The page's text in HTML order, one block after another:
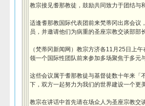
教宗接见耆那教徒，鼓励共同致力于团结与
适逢耆那教国际代表团前来梵蒂冈出席会议
员，并邀请他们为病重的圣座宗教交谈部部
（梵蒂冈新闻网）教宗方济各11月25日上
领一个国际性团队前来参加多场聚焦于多元
这些会议属于耆那教徒与基督徒数十年来「
下，双方一起努力为我们的世界建设一个更
教宗在讲话中首先请在场众人为圣座宗教